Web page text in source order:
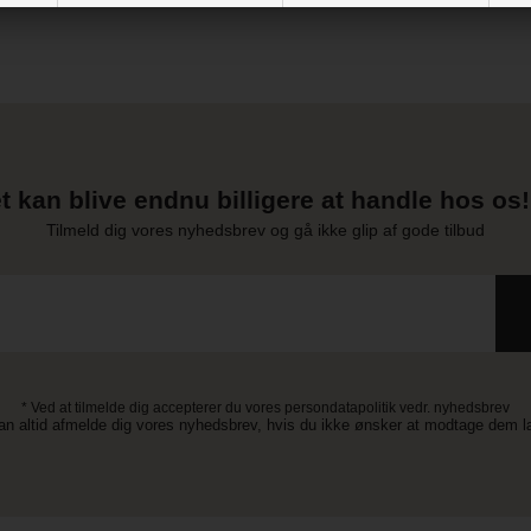
kan blive endnu billigere at handle hos
Tilmeld dig vores nyhedsbrev og gå ikke glip af gode tilbud
* Ved at tilmelde dig accepterer du vores persondatapolitik vedr. nyhedsbrev
altid afmelde dig vores nyhedsbrev, hvis du ikke ønsker at modtage dem